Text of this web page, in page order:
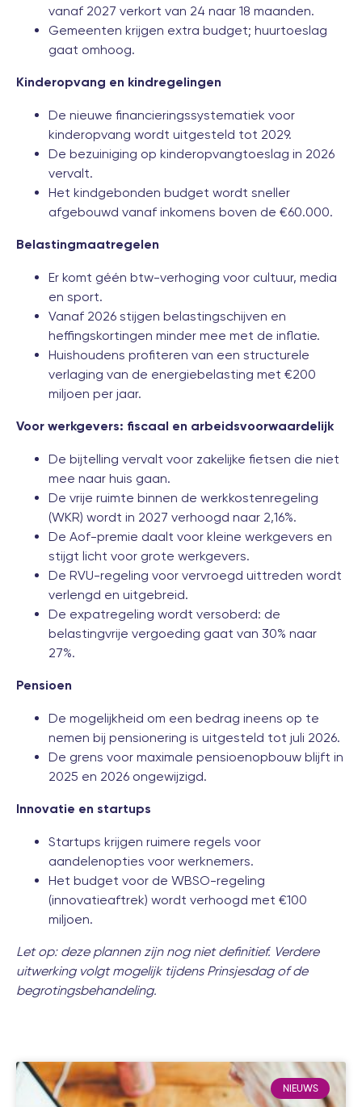
vanaf 2027 verkort van 24 naar 18 maanden.
Gemeenten krijgen extra budget; huurtoeslag
gaat omhoog.
Kinderopvang en kindregelingen
De nieuwe financieringssystematiek voor
kinderopvang wordt uitgesteld tot 2029.
De bezuiniging op kinderopvangtoeslag in 2026
vervalt.
Het kindgebonden budget wordt sneller
afgebouwd vanaf inkomens boven de €60.000.
Belastingmaatregelen
Er komt géén btw-verhoging voor cultuur, media
en sport.
Vanaf 2026 stijgen belastingschijven en
heffingskortingen minder mee met de inflatie.
Huishoudens profiteren van een structurele
verlaging van de energiebelasting met €200
miljoen per jaar.
Voor werkgevers: fiscaal en arbeidsvoorwaardelijk
De bijtelling vervalt voor zakelijke fietsen die niet
mee naar huis gaan.
De vrije ruimte binnen de werkkostenregeling
(WKR) wordt in 2027 verhoogd naar 2,16%.
De Aof-premie daalt voor kleine werkgevers en
stijgt licht voor grote werkgevers.
De RVU-regeling voor vervroegd uittreden wordt
verlengd en uitgebreid.
De expatregeling wordt versoberd: de
belastingvrije vergoeding gaat van 30% naar
27%.
Pensioen
De mogelijkheid om een bedrag ineens op te
nemen bij pensionering is uitgesteld tot juli 2026.
De grens voor maximale pensioenopbouw blijft in
2025 en 2026 ongewijzigd.
Innovatie en startups
Startups krijgen ruimere regels voor
aandelenopties voor werknemers.
Het budget voor de WBSO-regeling
(innovatieaftrek) wordt verhoogd met €100
miljoen.
Let op: deze plannen zijn nog niet definitief. Verdere
uitwerking volgt mogelijk tijdens Prinsjesdag of de
begrotingsbehandeling.
NIEUWS